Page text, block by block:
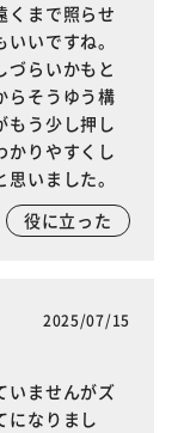
くまで照らせ
いですね。
づらいかもと
らそうゆう構
もう少し押し
かりやすくし
いました。
役に立った
2025/07/15
いませんがズ
になりまし